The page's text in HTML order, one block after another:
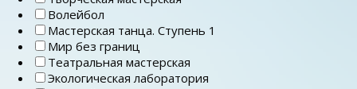
Волейбол
Мастерская танца. Ступень 1
Мир без границ
Театральная мастерская
Экологическая лаборатория